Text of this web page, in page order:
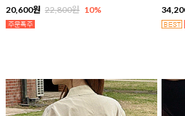
20,600원 22,800원 10%